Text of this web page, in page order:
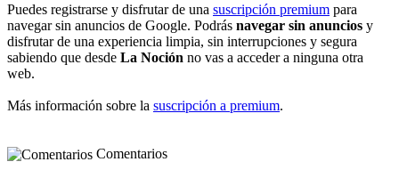
Puedes registrarse y disfrutar de una suscripción premium para
navegar sin anuncios de Google. Podrás navegar sin anuncios y
disfrutar de una experiencia limpia, sin interrupciones y segura
sabiendo que desde La Noción no vas a acceder a ninguna otra
web.
Más información sobre la suscripción a premium.
Comentarios